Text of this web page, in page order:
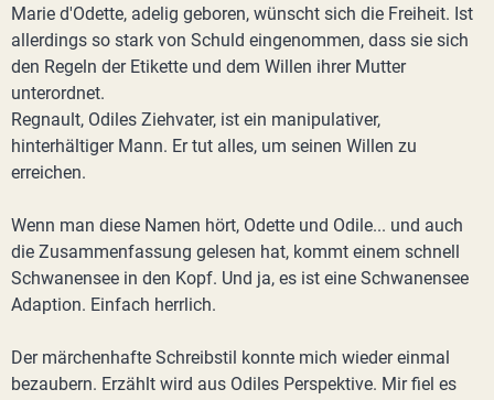
Marie d'Odette, adelig geboren, wünscht sich die Freiheit. Ist
allerdings so stark von Schuld eingenommen, dass sie sich
den Regeln der Etikette und dem Willen ihrer Mutter
unterordnet.
Regnault, Odiles Ziehvater, ist ein manipulativer,
hinterhältiger Mann. Er tut alles, um seinen Willen zu
erreichen.
Wenn man diese Namen hört, Odette und Odile... und auch
die Zusammenfassung gelesen hat, kommt einem schnell
Schwanensee in den Kopf. Und ja, es ist eine Schwanensee
Adaption. Einfach herrlich.
Der märchenhafte Schreibstil konnte mich wieder einmal
bezaubern. Erzählt wird aus Odiles Perspektive. Mir fiel es